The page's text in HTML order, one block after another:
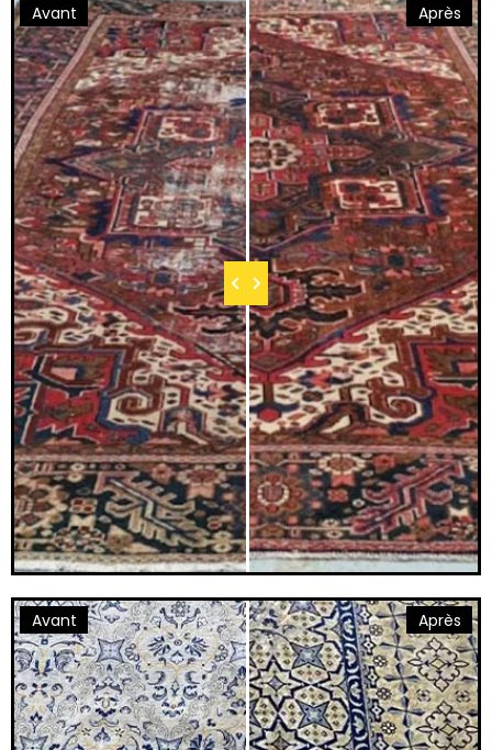
Avant Après
Avant Après